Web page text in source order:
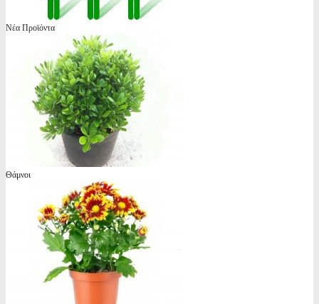
Νέα Προϊόντα
Θάμνοι